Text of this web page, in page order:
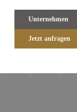
Unternehmen
Jetzt anfragen